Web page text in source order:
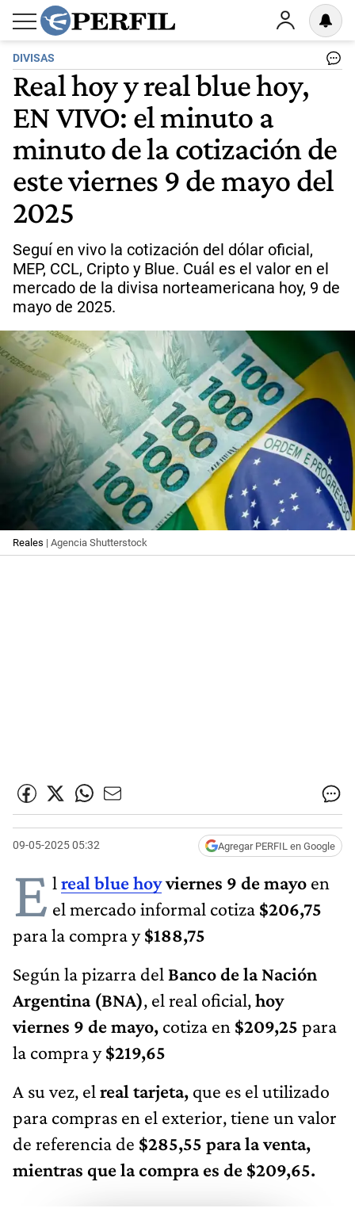
DIVISAS
Real hoy y real blue hoy,
EN VIVO: el minuto a
minuto de la cotización de
este viernes 9 de mayo del
2025
Seguí en vivo la cotización del dólar oficial,
MEP, CCL, Cripto y Blue. Cuál es el valor en el
mercado de la divisa norteamericana hoy, 9 de
mayo de 2025.
Reales | Agencia Shutterstock
09-05-2025 05:32 Agregar PERFIL en Google
E l real blue hoyviernes 9 de mayo en
el mercado informal cotiza $206,75
para la compra y$188,75
Según la pizarra del Banco de la Nación
Argentina (BNA), el real oficial,hoy
viernes 9 de mayo, cotiza en $209,25 para
la compra y$219,65
A su vez, el real tarjeta, que es el utilizado
para compras en el exterior, tiene un valor
de referencia de $285,55 para la venta,
mientras que la compra es de $209,65.